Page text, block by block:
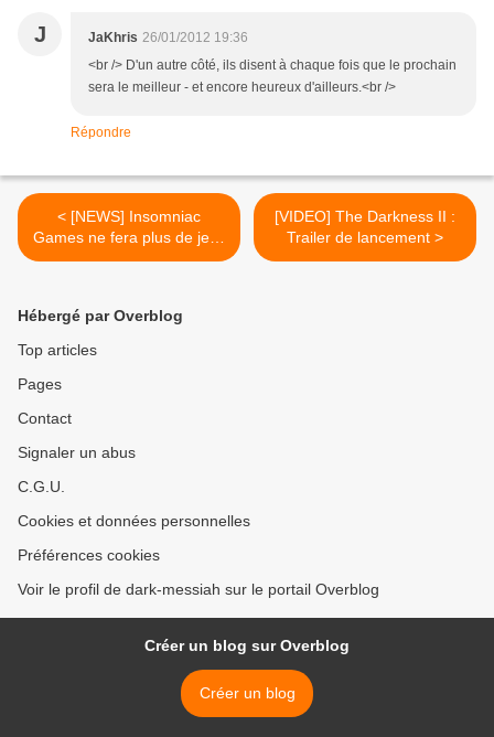
J JaKhris 26/01/2012 19:36
<br /> D'un autre côté, ils disent à chaque fois que le prochain
sera le meilleur - et encore heureux d'ailleurs.<br />
Répondre
< [NEWS] Insomniac
Games ne fera plus de jeux
"Resistance"
[VIDEO] The Darkness II :
Trailer de lancement >
Hébergé par Overblog
Top articles
Pages
Contact
Signaler un abus
C.G.U.
Cookies et données personnelles
Préférences cookies
Voir le profil de dark-messiah sur le portail Overblog
Créer un blog sur Overblog
Créer un blog